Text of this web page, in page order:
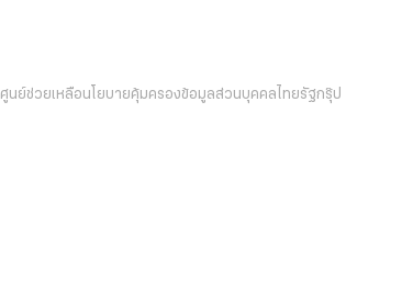
ศูนย์ช่วยเหลือนโยบายคุ้มครองข้อมูลส่วนบุคคลไทยรัฐกรุ๊ป